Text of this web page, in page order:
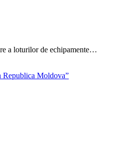
a loturilor de echipamente…